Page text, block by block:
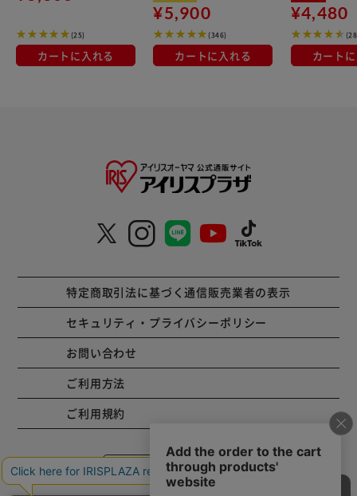
(25)
カートに入れる
¥5,900
(346)
カートに入れる
4袋
¥4,480
カート
特定商取引法に基づく通信販売業者の表示
セキュリティ・プライバシーポリシー
お問い合わせ
ご利用方法
ご利用規約
コーポレートサイト